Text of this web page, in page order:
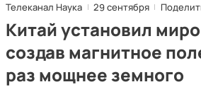
Телеканал Наука 29 сентября
Китай установил
создав магнитное
раз мощнее земного